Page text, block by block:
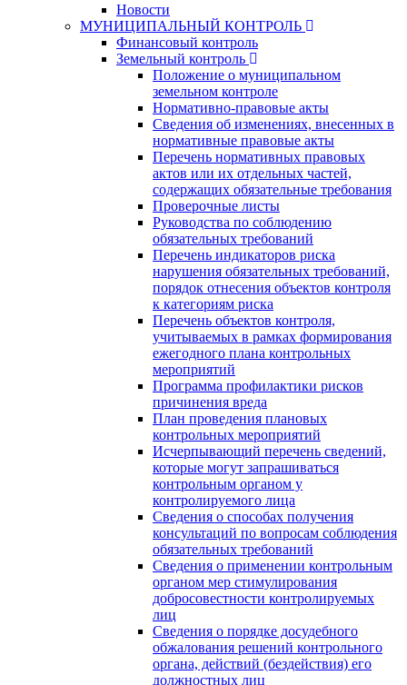
Новости
МУНИЦИПАЛЬНЫЙ КОНТРОЛЬ
Финансовый контроль
Земельный контроль
Положение о муниципальном
земельном контроле
Нормативно-правовые акты
Сведения об изменениях, внесенных в
нормативные правовые акты
Перечень нормативных правовых
актов или их отдельных частей,
содержащих обязательные требования
Проверочные листы
Руководства по соблюдению
обязательных требований
Перечень индикаторов риска
нарушения обязательных требований,
порядок отнесения объектов контроля
к категориям риска
Перечень объектов контроля,
учитываемых в рамках формирования
ежегодного плана контрольных
мероприятий
Программа профилактики рисков
причинения вреда
План проведения плановых
контрольных мероприятий
Исчерпывающий перечень сведений,
которые могут запрашиваться
контрольным органом у
контролируемого лица
Сведения о способах получения
консультаций по вопросам соблюдения
обязательных требований
Сведения о применении контрольным
органом мер стимулирования
добросовестности контролируемых
лиц
Сведения о порядке досудебного
обжалования решений контрольного
органа, действий (бездействия) его
должностных лиц